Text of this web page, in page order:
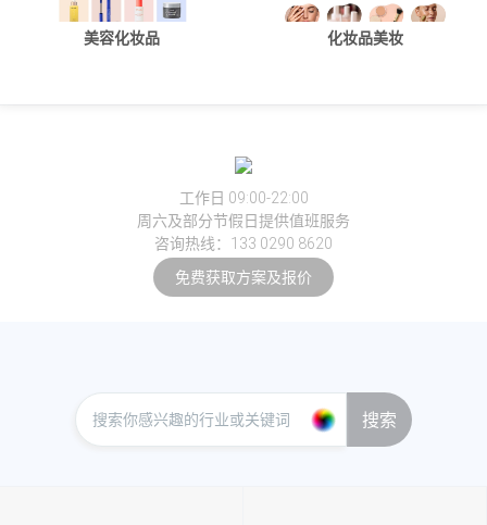
美容化妆品 化妆品美妆
工作日 09:00-22:00
周六及部分节假日提供值班服务
咨询热线：133 0290 8620
免费获取方案及报价
搜索